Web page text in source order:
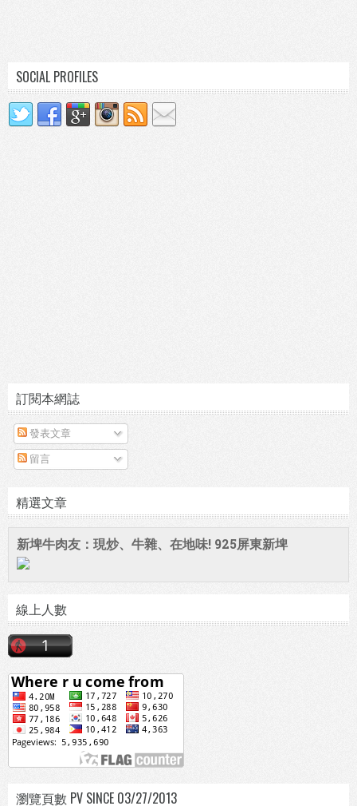
SOCIAL PROFILES
訂閱本網誌
發表文章
留言
精選文章
新埤牛肉友：現炒、牛雜、在地味! 925屏東新埤
線上人數
瀏覽頁數 PV SINCE 03/27/2013